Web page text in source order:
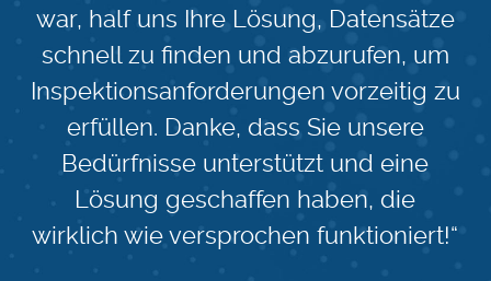
war, half uns Ihre Lösung, Datensätze
schnell zu finden und abzurufen, um
Inspektionsanforderungen vorzeitig zu
erfüllen. Danke, dass Sie unsere
Bedürfnisse unterstützt und eine
Lösung geschaffen haben, die
wirklich wie versprochen funktioniert!“